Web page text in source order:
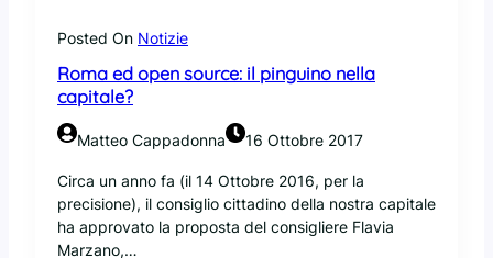
Posted On Notizie
Roma ed open source: il pinguino nella
capitale?
Matteo Cappadonna 16 Ottobre 2017
Circa un anno fa (il 14 Ottobre 2016, per la
precisione), il consiglio cittadino della nostra capitale
ha approvato la proposta del consigliere Flavia
Marzano,…